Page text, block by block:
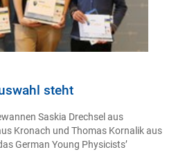
steht
Saskia Drechsel aus
Kronach und Thomas Kornalik aus
German Young Physicists’